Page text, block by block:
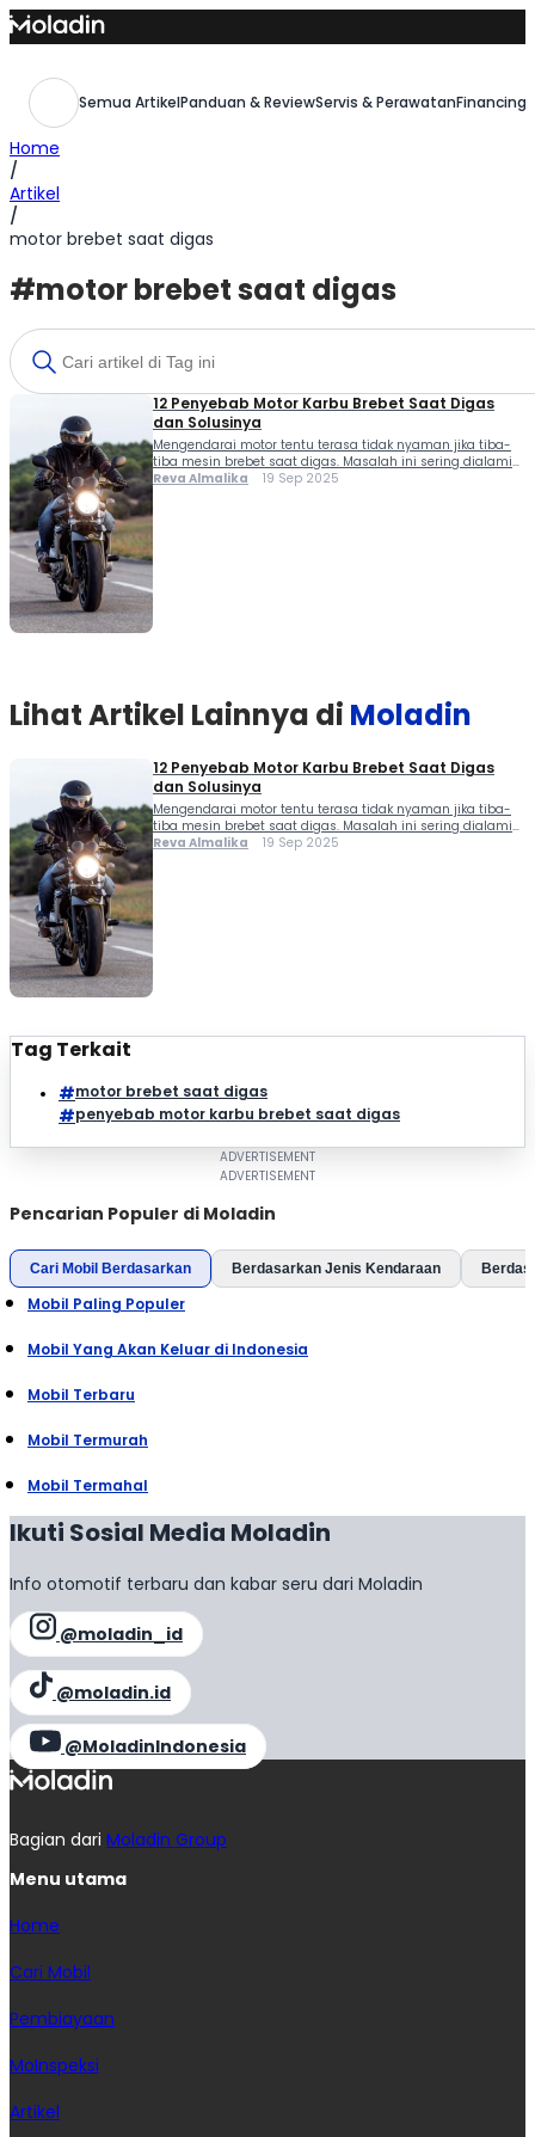
Skip
to
Semua ArtikelPanduan & ReviewServis & Perawatan
Home
/
Artikel
/
motor brebet saat digas
#motor brebet saat digas
12 Penyebab Motor Karbu Brebet Saat Digas
dan Solusinya
Mengendarai motor tentu terasa tidak nyaman jika tiba-
tiba mesin brebet saat digas. Masalah ini sering dialami
oleh motor dengan sistem karburator, terutama jika
Reva Almalika 19 Sep 2025
Lihat Artikel Lainnya di Moladin
12 Penyebab Motor Karbu Brebet Saat Digas
dan Solusinya
Mengendarai motor tentu terasa tidak nyaman jika tiba-
tiba mesin brebet saat digas. Masalah ini sering dialami
oleh motor dengan sistem karburator, terutama jika
Reva Almalika 19 Sep 2025
Tag Terkait
motor brebet saat digas
penyebab motor karbu brebet saat digas
Pencarian Populer di Moladin
Cari Mobil Berdasarkan Berdasarkan Jenis Kendaraan
Mobil Paling Populer
Mobil Yang Akan Keluar di Indonesia
Mobil Terbaru
Mobil Termurah
Mobil Termahal
Ikuti Sosial Media Moladin
Info otomotif terbaru dan kabar seru dari Moladin
@moladin_id
@moladin.id
@MoladinIndonesia
Bagian dari Moladin Group
Menu utama
Home
Cari Mobil
Pembiayaan
MoInspeksi
Artikel